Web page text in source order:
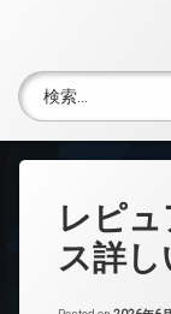
レピ
ス詳し